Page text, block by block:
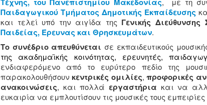
Παιδαγωγικού Τμήματος Δημοτικής Εκπαίδευσης
και τελεί υπό την αιγίδα της Γενικής
Παιδείας, Έρευνας και Θρησκευμάτων.
Το συνέδριο απευθύνεται σε εκπαιδευτικούς
της ακαδημαϊκής κοινότητας, ερευνητές,
ενδιαφερόμενο από το ευρύτερο πεδίο της
παρακολουθήσουνκεντρικές ομιλίες,προφορικές
ανακοινώσεις, και πολλά εργαστήρια και να
ευκαιρία να εμπλουτίσουν τις μουσικές τους